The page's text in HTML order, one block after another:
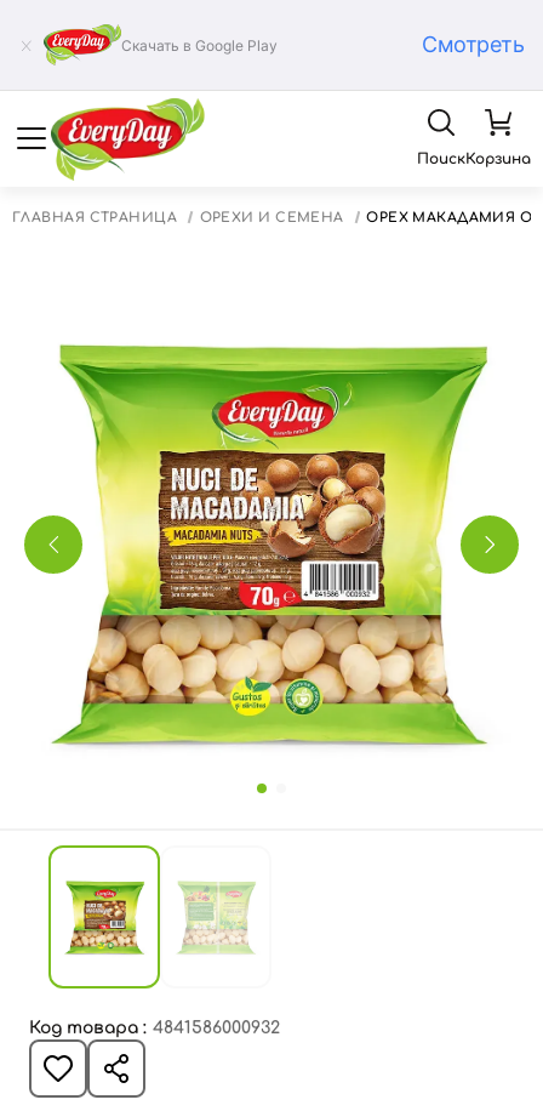
Скачать в Google Play Смотреть
ПоискКорзина
ГЛАВНАЯ СТРАНИЦА ОРЕХИ И СЕМЕНА ОРЕХ МАКАДАМИЯ
Код товара : 4841586000932